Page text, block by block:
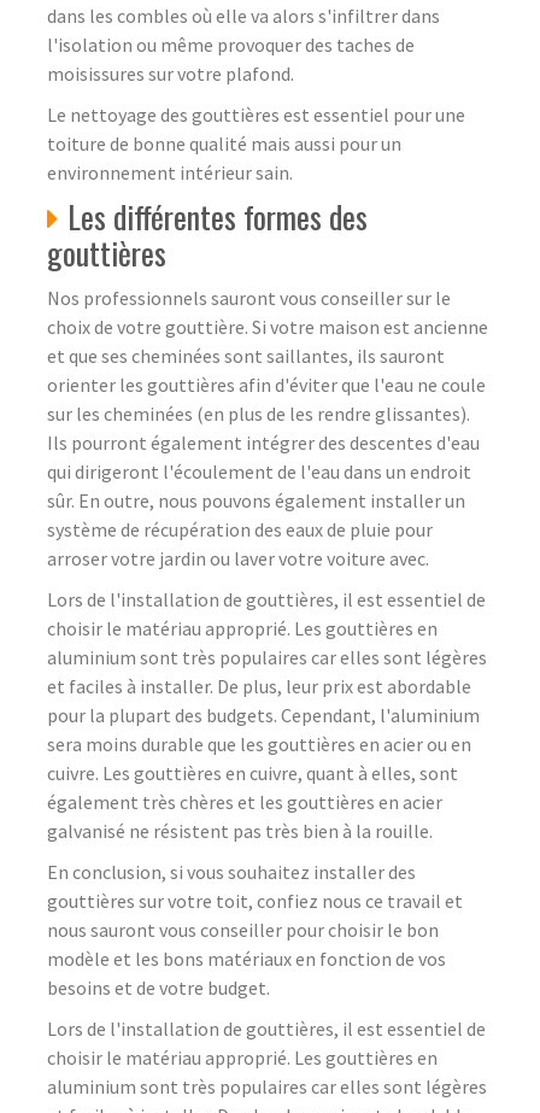
dans les combles où elle va alors s'infiltrer dans
l'isolation ou même provoquer des taches de
moisissures sur votre plafond.
Le nettoyage des gouttières est essentiel pour une
toiture de bonne qualité mais aussi pour un
environnement intérieur sain.
Les différentes formes des
gouttières
Nos professionnels sauront vous conseiller sur le
choix de votre gouttière. Si votre maison est ancienne
et que ses cheminées sont saillantes, ils sauront
orienter les gouttières afin d'éviter que l'eau ne coule
sur les cheminées (en plus de les rendre glissantes).
Ils pourront également intégrer des descentes d'eau
qui dirigeront l'écoulement de l'eau dans un endroit
sûr. En outre, nous pouvons également installer un
système de récupération des eaux de pluie pour
arroser votre jardin ou laver votre voiture avec.
Lors de l'installation de gouttières, il est essentiel de
choisir le matériau approprié. Les gouttières en
aluminium sont très populaires car elles sont légères
et faciles à installer. De plus, leur prix est abordable
pour la plupart des budgets. Cependant, l'aluminium
sera moins durable que les gouttières en acier ou en
cuivre. Les gouttières en cuivre, quant à elles, sont
également très chères et les gouttières en acier
galvanisé ne résistent pas très bien à la rouille.
En conclusion, si vous souhaitez installer des
gouttières sur votre toit, confiez nous ce travail et
nous sauront vous conseiller pour choisir le bon
modèle et les bons matériaux en fonction de vos
besoins et de votre budget.
Lors de l'installation de gouttières, il est essentiel de
choisir le matériau approprié. Les gouttières en
aluminium sont très populaires car elles sont légères